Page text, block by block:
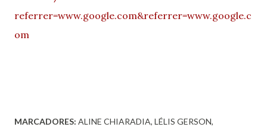
referrer=www.google.com&referrer=www.google.c
om
MARCADORES: ALINE CHIARADIA LÉLIS GERSON